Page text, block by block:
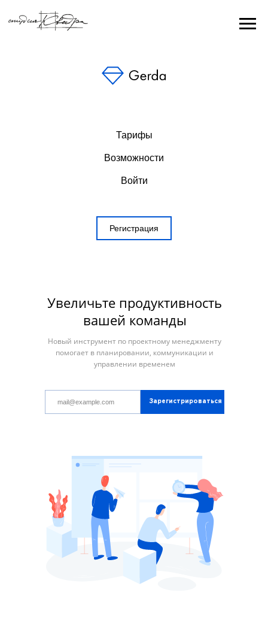
Тарифы
Возможности
Войти
Регистрация
Увеличьте продуктивность
вашей команды
Новый инструмент по проектному менеджменту
помогает в планировании, коммуникации и
управлении временем
Зарегистрироваться